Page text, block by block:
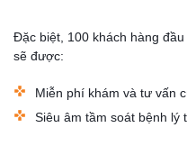
Đặc biệt, 100 khách hàng
sẽ được:
Miễn phí khám và tư vấn
Siêu âm tầm soát bệnh lý